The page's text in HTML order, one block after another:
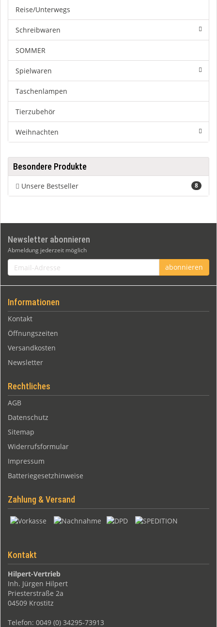
Reise/Unterwegs
Schreibwaren
SOMMER
Spielwaren
Taschenlampen
Tierzubehör
Weihnachten
Besondere Produkte
8
Unsere Bestseller
Newsletter abonnieren
Abmeldung jederzeit möglich
Email-
Adresse
abonnieren
Informationen
Kontakt
Öffnungszeiten
Versandkosten
Newsletter
Rechtliches
AGB
Datenschutz
Sitemap
Widerrufsformular
Impressum
Batteriegesetzhinweise
Zahlung & Versand
Kontakt
Hilpert-Vertrieb
Inh. Jürgen Hilpert
Priesterstraße 2a
04509 Krostitz
Telefon: 0049 (0) 34295-73913